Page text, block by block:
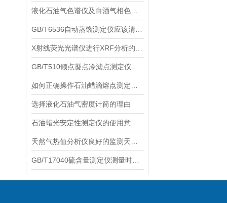
选择液化石油气密度计筒的理由